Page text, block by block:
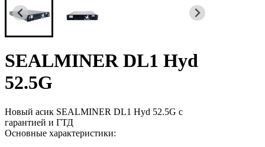
SEALMINER DL1 Hyd
52.5G
Новый асик SEALMINER DL1 Hyd 52.5G с
гарантией и ГТД
Основные характеристики: